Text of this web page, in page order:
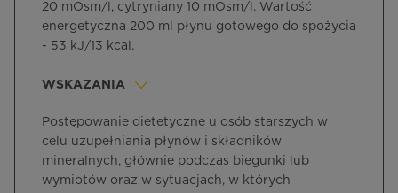
20 mOsm/l, cytryniany 10 mOsm/l. Wartość
energetyczna 200 ml płynu gotowego do spożycia
- 53 kJ/13 kcal.
WSKAZANIA
Postępowanie dietetyczne u osób starszych w
celu uzupełniania płynów i składników
mineralnych, głównie podczas biegunki lub
wymiotów oraz w sytuacjach, w których